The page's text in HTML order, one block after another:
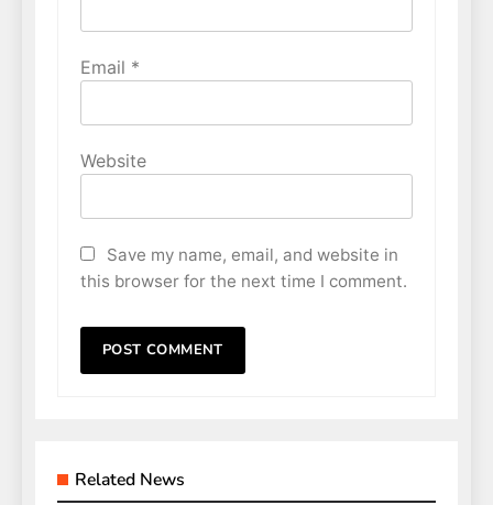
Email *
Website
Save my name, email, and website in
this browser for the next time I comment.
Related News